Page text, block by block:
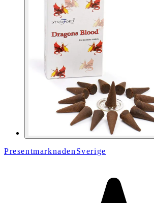
PresentmarknadenSverige